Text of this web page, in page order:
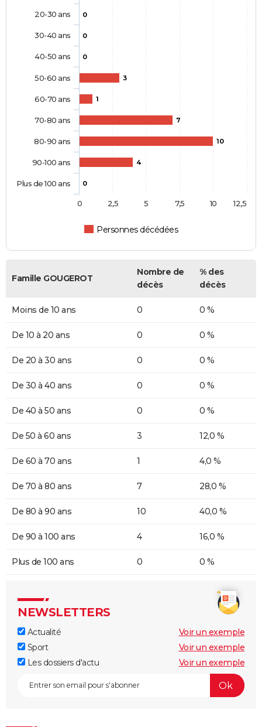
0
0
0
3
1
7
10
4
0
Personnes décédées
20-30 ans
30-40 ans
40-50 ans
50-60 ans
60-70 ans
70-80 ans
80-90 ans
90-100 ans
Plus de 100 ans
0 10
2,5 5 7,5 12,5
Famille GOUGEROT
Nombre de
décès
% des
décès
Moins de 10 ans 0 0 %
De 10 à 20 ans 0 0 %
De 20 à 30 ans 0 0 %
De 30 à 40 ans 0 0 %
De 40 à 50 ans 0 0 %
De 50 à 60 ans 3 12,0 %
De 60 à 70 ans 1 4,0 %
De 70 à 80 ans 7 28,0 %
De 80 à 90 ans 10 40,0 %
De 90 à 100 ans 4 16,0 %
Plus de 100 ans 0 0 %
NEWSLETTERS
Actualité
Voir un exemple
Sport
Voir un exemple
Les dossiers d'actu
Voir un exemple